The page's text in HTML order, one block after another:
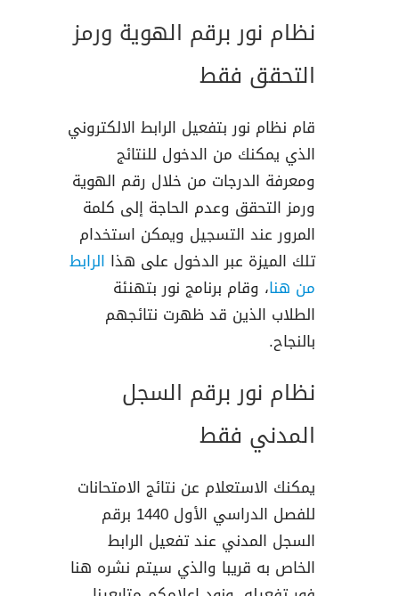
نظام نور برقم الهوية ورمز
التحقق فقط
قام نظام نور بتفعيل الرابط الالكتروني
الذي يمكنك من الدخول للنتائج
ومعرفة الدرجات من خلال رقم الهوية
ورمز التحقق وعدم الحاجة إلى كلمة
المرور عند التسجيل ويمكن استخدام
تلك الميزة عبر الدخول على هذا الرابط
من هنا، وقام برنامج نور بتهنئة
الطلاب الذين قد ظهرت نتائجهم
بالنجاح.
نظام نور برقم السجل
المدني فقط
يمكنك الاستعلام عن نتائج الامتحانات
للفصل الدراسي الأول 1440 برقم
السجل المدني عند تفعيل الرابط
الخاص به قريبا والذي سيتم نشره هنا